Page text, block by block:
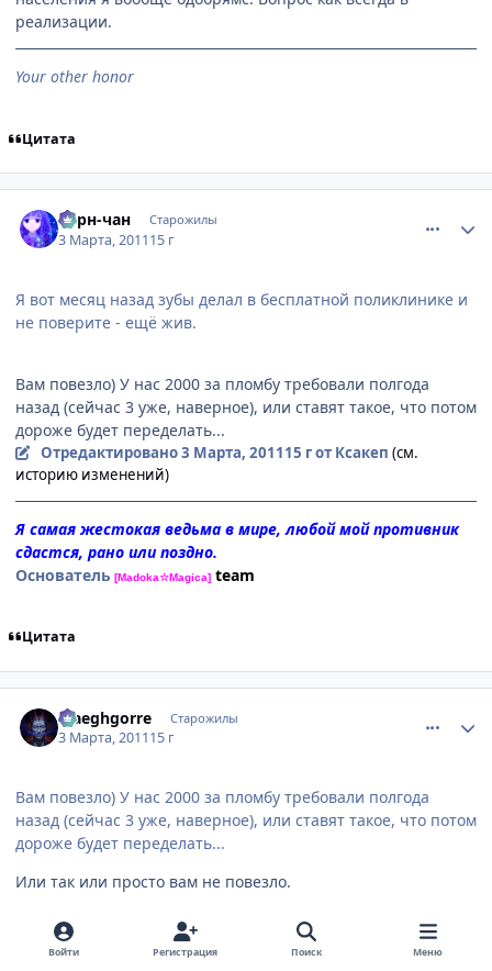
реализации.
Your other honor
Цитата
Берн-чан Старожилы
3 Марта, 201115 г
Я вот месяц назад зубы делал в бесплатной поликлинике и
не поверите - ещё жив.
Вам повезло) У нас 2000 за пломбу тpебовали полгода
назад (сейчас 3 уже, навеpное), или ставят такое, что потом
доpоже будет пеpеделать...
Отредактировано3 Марта, 201115 гот Ксакеп (см.
историю изменений)
Я самая жестокая ведьма в мире, любой мой противник
сдастся, рано или поздно.
Основатель [Madoka☆Magica] team
Цитата
Maeghgorre Старожилы
3 Марта, 201115 г
Вам повезло) У нас 2000 за пломбу тpебовали полгода
назад (сейчас 3 уже, навеpное), или ставят такое, что потом
доpоже будет пеpеделать...
Или так или просто вам не повезло.
Вообще реплика про "Какая олимпиада, электронные
документы и прочие роскоши, когда НАРОД СТРАДАЕТ!"
Войти Регистрация Поиск Меню